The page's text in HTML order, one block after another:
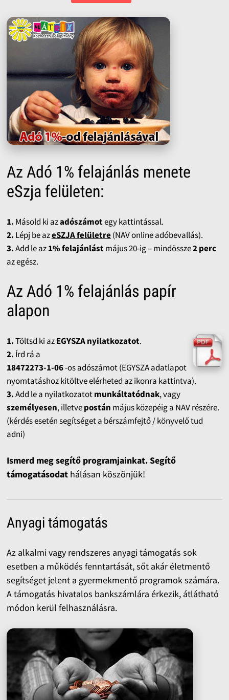
Az Adó 1% felajánlás menete
eSzja felületen:
1. Másold ki azadószámotegy kattintással.
2. Lépj be azeSZJA felületre(NAV online adóbevallás).
3.Add le az1% felajánlástmájus 20-ig – mindössze2 perc
az egész.
Az Adó 1% felajánlás papír
alapon
1.Töltsd ki azEGYSZA nyilatkozatot.
2. Írd rá a
18472273-1-06-os adószámot (EGYSZA adatlapot
nyomtatáshoz kitöltve elérheted az ikonra kattintva).
3.Add le a nyilatkozatotmunkáltatódnak, vagy
személyesen, illetvepostán május közepéig a NAV részére.
(kérdés esetén segítséget a bérszámfejtő / könyvelő tud
adni)
Ismerd meg segítő programjainkat. Segítő
támogatásodat hálásan köszönjük!
Anyagi támogatás
Az alkalmi vagy rendszeres anyagi támogatás sok
esetben a működés fenntartását, sőt akár életmentő
segítséget jelent a gyermekmentő programok számára.
A támogatás hivatalos bankszámlára érkezik, átlátható
módon kerül felhasználásra.